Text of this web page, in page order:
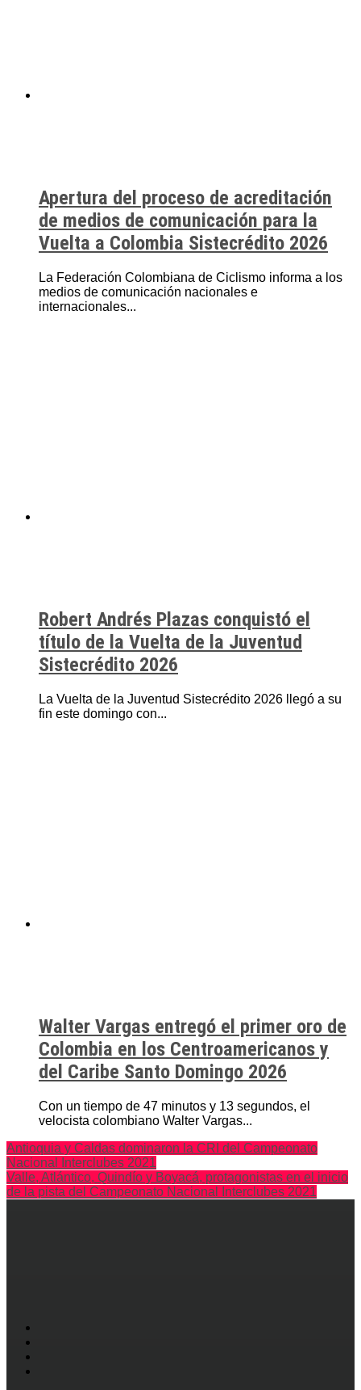
Apertura del proceso de acreditación
de medios de comunicación para la
Vuelta a Colombia Sistecrédito 2026
La Federación Colombiana de Ciclismo informa a los
medios de comunicación nacionales e
internacionales...
Robert Andrés Plazas conquistó el
título de la Vuelta de la Juventud
Sistecrédito 2026
La Vuelta de la Juventud Sistecrédito 2026 llegó a su
fin este domingo con...
Walter Vargas entregó el primer oro de
Colombia en los Centroamericanos y
del Caribe Santo Domingo 2026
Con un tiempo de 47 minutos y 13 segundos, el
velocista colombiano Walter Vargas...
Antioquia y Caldas dominaron la CRI del Campeonato
Nacional Interclubes 2021
Valle, Atlántico, Quindío y Boyacá, protagonistas en el inicio
de la pista del Campeonato Nacional Interclubes 2021